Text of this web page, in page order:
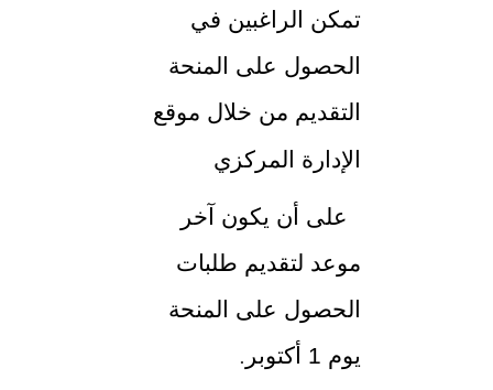
تمكن الراغبين في
الحصول على المنحة
التقديم من خلال موقع
الإدارة المركزي
على أن يكون آخر
موعد لتقديم طلبات
الحصول على المنحة
يوم 1 أكتوبر
.